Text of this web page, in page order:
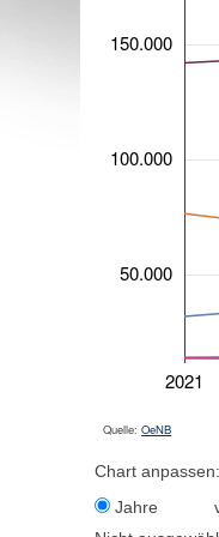
2021
50.000
100.000
150.000
Quelle:OeNB
Chart anpassen:
Jahre